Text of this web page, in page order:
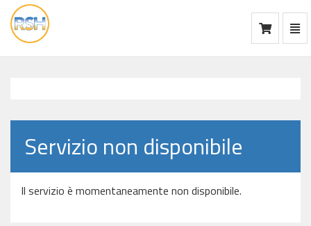
vai
alla
Servizio non disponibile
Il servizio è momentaneamente non disponibile.